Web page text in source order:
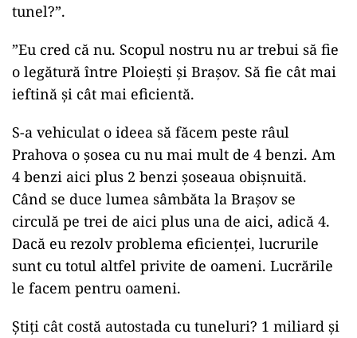
tunel?”.
”Eu cred că nu. Scopul nostru nu ar trebui să fie
o legătură între Ploiești și Brașov. Să fie cât mai
ieftină și cât mai eficientă.
S-a vehiculat o ideea să făcem peste râul
Prahova o șosea cu nu mai mult de 4 benzi. Am
4 benzi aici plus 2 benzi șoseaua obișnuită.
Când se duce lumea sâmbăta la Brașov se
circulă pe trei de aici plus una de aici, adică 4.
Dacă eu rezolv problema eficienței, lucrurile
sunt cu totul altfel privite de oameni. Lucrările
le facem pentru oameni.
Știți cât costă autostada cu tuneluri? 1 miliard și